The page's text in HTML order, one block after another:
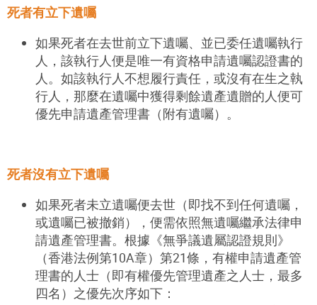
死者有立下遺囑
如果死者在去世前立下遺囑、並已委任遺囑執行
人，該執行人便是唯一有資格申請遺囑認證書的
人。如該執行人不想履行責任，或沒有在生之執
行人，那麼在遺囑中獲得剩餘遺產遺贈的人便可
優先申請遺產管理書（附有遺囑）。
死者沒有立下遺囑
如果死者未立遺囑便去世（即找不到任何遺囑，
或遺囑已被撤銷），便需依照無遺囑繼承法律申
請遺產管理書。根據《無爭議遺屬認證規則》
（香港法例第10A章）第21條，有權申請遺產管
理書的人士（即有權優先管理遺產之人士，最多
四名）之優先次序如下：